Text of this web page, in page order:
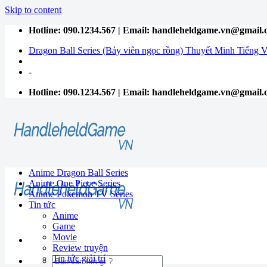
Skip to content
Hotline: 090.1234.567 | Email:
Dragon Ball Series (Bảy viên ngọc rồng) Thuyết Minh Tiếng
-
Hotline: 090.1234.567 | Email:
Anime Dragon Ball Series
Anime One Piece Series
Anime Pokemon TV Series
Tin tức
Anime
Game
Movie
Review truyện
Tin tức giải trí